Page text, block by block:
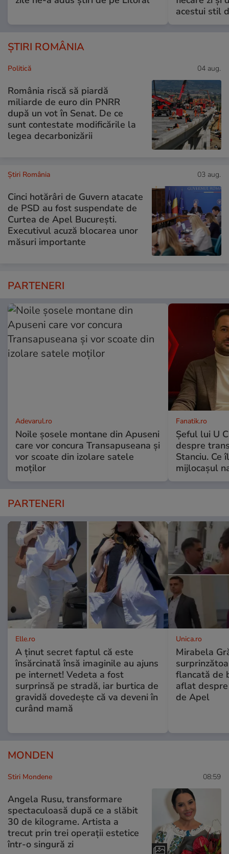
acestui stil
ȘTIRI ROMÂNIA
Politică 04 aug.
România riscă să piardă
miliarde de euro din PNRR
după un vot în Senat. De ce
sunt contestate modificările la
legea decarbonizării
Știri România 03 aug.
Cinci hotărâri de Guvern atacate
de PSD au fost suspendate de
Curtea de Apel București.
Executivul acuză blocarea unor
măsuri importante
PARTENERI
Adevarul.ro
Noile șosele montane din Apuseni
care vor concura Transapuseana și
vor scoate din izolare satele
moților
Fanatik.ro
Șeful lui U
despre
Stanciu. Ce
mijlocașul
PARTENERI
Elle.ro
A ținut secret faptul că este
însărcinată însă imaginile au ajuns
pe internet! Vedeta a fost
surprinsă pe stradă, iar burtica de
gravidă dovedește că va deveni în
curând mamă
Unica.ro
Mirabela
flancată de
aflat
de Apel
MONDEN
Stiri Mondene 08:59
Angela Rusu, transformare
spectaculoasă după ce a slăbit
30 de kilograme. Artista a
trecut prin trei operații estetice
într-o singură zi